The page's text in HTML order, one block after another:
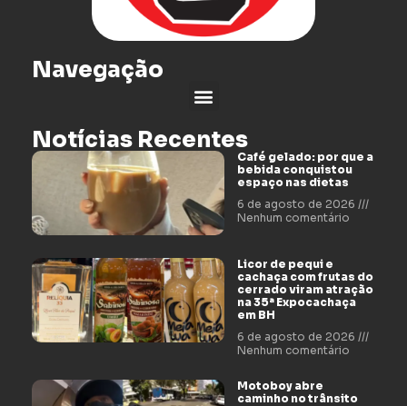
Navegação
Notícias Recentes
Café gelado: por que a
bebida conquistou
espaço nas dietas
6 de agosto de 2026
Nenhum comentário
Licor de pequi e
cachaça com frutas do
cerrado viram atração
na 35ª Expocachaça
em BH
6 de agosto de 2026
Nenhum comentário
Motoboy abre
caminho no trânsito